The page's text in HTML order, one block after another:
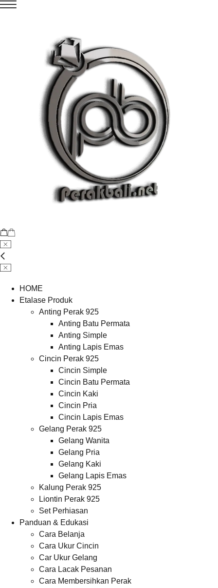
HOME
Etalase Produk
Anting Perak 925
Anting Batu Permata
Anting Simple
Anting Lapis Emas
Cincin Perak 925
Cincin Simple
Cincin Batu Permata
Cincin Kaki
Cincin Pria
Cincin Lapis Emas
Gelang Perak 925
Gelang Wanita
Gelang Pria
Gelang Kaki
Gelang Lapis Emas
Kalung Perak 925
Liontin Perak 925
Set Perhiasan
Panduan & Edukasi
Cara Belanja
Cara Ukur Cincin
Car Ukur Gelang
Cara Lacak Pesanan
Cara Membersihkan Perak